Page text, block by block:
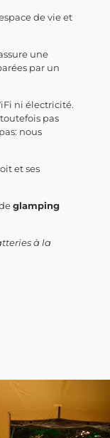
de vie et
une
par un
ni électricité.
pas
nous
et ses
glamping
à la